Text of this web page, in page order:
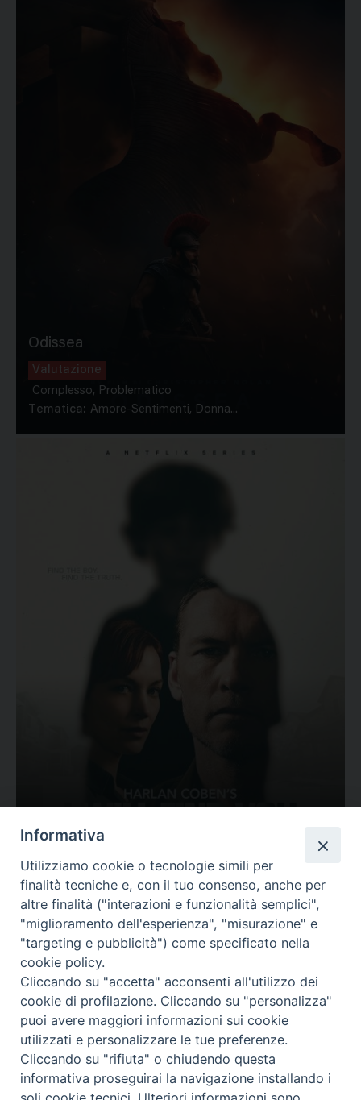
Odissea
Valutazione
Complesso, Problematico
Tematica: Amore-Sentimenti, Donna...
Valutazione
Complesso, Problematico
Tematica: Amore-Sentimenti, Carcere...
Contatti & Info
C.ne Aurelia, 50 – 00165 Roma
Informativa
Utilizziamo cookie o tecnologie simili per
finalità tecniche e, con il tuo consenso, anche per
altre finalità ("interazioni e funzionalità semplici",
"miglioramento dell'esperienza", "misurazione" e
"targeting e pubblicità") come specificato nella
cookie policy.
Cliccando su "accetta" acconsenti all'utilizzo dei
cookie di profilazione. Cliccando su "personalizza"
puoi avere maggiori informazioni sui cookie
utilizzati e personalizzare le tue preferenze.
Cliccando su "rifiuta" o chiudendo questa
informativa proseguirai la navigazione installando i